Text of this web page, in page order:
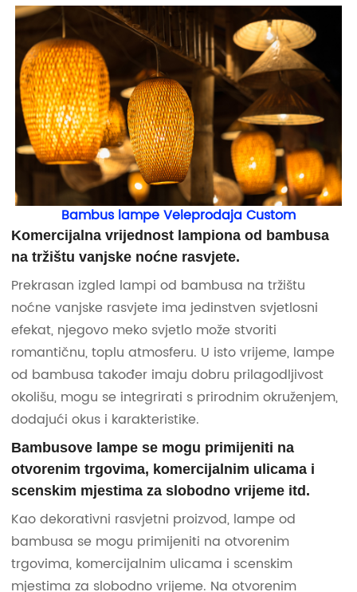
Bambus lampe Veleprodaja Custom
Komercijalna vrijednost lampiona od bambusa
na tržištu vanjske noćne rasvjete.
Prekrasan izgled lampi od bambusa na tržištu
noćne vanjske rasvjete ima jedinstven svjetlosni
efekat, njegovo meko svjetlo može stvoriti
romantičnu, toplu atmosferu. U isto vrijeme, lampe
od bambusa također imaju dobru prilagodljivost
okolišu, mogu se integrirati s prirodnim okruženjem,
dodajući okus i karakteristike.
Bambusove lampe se mogu primijeniti na
otvorenim trgovima, komercijalnim ulicama i
scenskim mjestima za slobodno vrijeme itd.
Kao dekorativni rasvjetni proizvod, lampe od
bambusa se mogu primijeniti na otvorenim
trgovima, komercijalnim ulicama i scenskim
mjestima za slobodno vrijeme. Na otvorenim